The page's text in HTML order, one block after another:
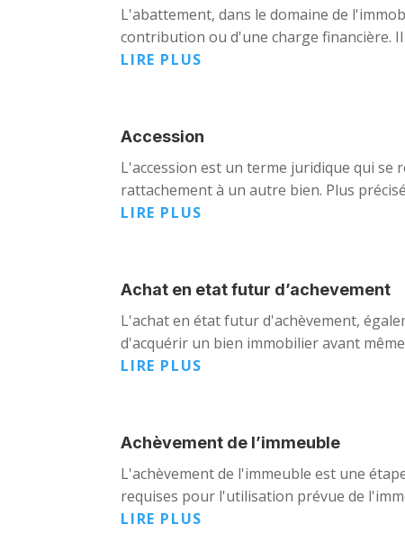
L'abattement, dans le domaine de
contribution ou d'une charge financière.
LIRE PLUS
Accession
L'accession est un terme juridique qui
rattachement à un autre bien. Plus
LIRE PLUS
Achat en etat futur d’achevement
L'achat en état futur d'achèvement,
d'acquérir un bien immobilier avant
LIRE PLUS
Achèvement de l’immeuble
L'achèvement de l'immeuble est une
requises pour l'utilisation prévue de
LIRE PLUS